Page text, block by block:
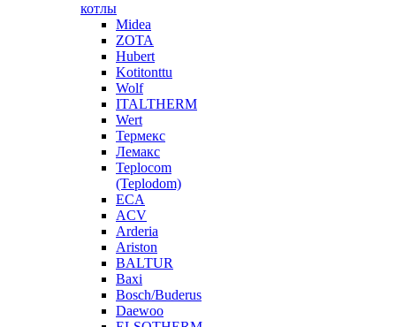
котлы
Midea
ZOTA
Hubert
Kotitonttu
Wolf
ITALTHERM
Wert
Термекс
Лемакс
Teplocom
(Teplodom)
ECA
ACV
Arderia
Ariston
BALTUR
Baxi
Bosch/Buderus
Daewoo